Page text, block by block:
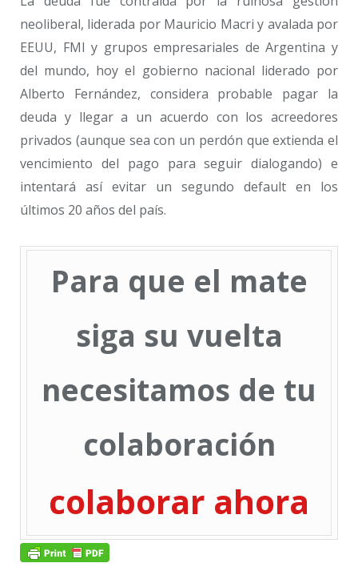
neoliberal, liderada por Mauricio Macri y avalada por
EEUU, FMI y grupos empresariales de Argentina y
del mundo, hoy el gobierno nacional liderado por
Alberto Fernández, considera probable pagar la
deuda y llegar a un acuerdo con los acreedores
privados (aunque sea con un perdón que extienda el
vencimiento del pago para seguir dialogando) e
intentará así evitar un segundo default en los
últimos 20 años del país.
Para que el mate
siga su vuelta
necesitamos de tu
colaboración
colaborar ahora